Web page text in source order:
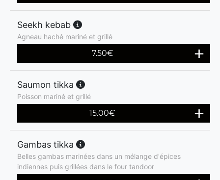
Seekh kebab
Agneau haché mariné et grillé
7.50€
Saumon tikka
Poisson mariné et grillé
15.00€
Gambas tikka
Belles gambas marinées dans un mélange d'épices
indiennes puis grillées dans le four tandoor